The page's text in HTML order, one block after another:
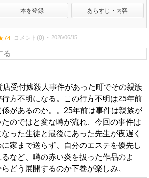
本を登録 あらすじ・内容
コメント(0) 2026/06/15
店受付嬢殺人事件があった町でその親族
行方不明になる。この行方不明は25年前
があるのか。。25年前は事件は親族が
たのではと変な噂が流れ、今回の事件は
った生徒と最後にあった先生が夜遅く
家まで送らず、自分のエステを優先し
など、噂の赤い炎を扱った作品のよ
どう展開するのか下巻が楽しみ。